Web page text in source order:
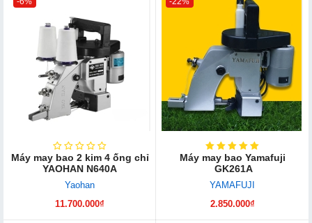
Máy may bao 2 kim 4 ống chỉ
YAOHAN N640A
Yaohan
11.700.000₫
Máy may bao Yamafuji
GK261A
YAMAFUJI
2.850.000₫